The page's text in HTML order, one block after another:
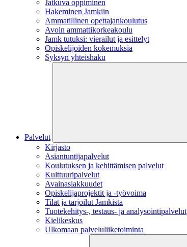
Jatkuva oppiminen
Hakeminen Jamkiin
Ammatillinen opettajankoulutus
Avoin ammattikorkeakoulu
Jamk tutuksi: vierailut ja esittelyt
Opiskelijoiden kokemuksia
Syksyn yhteishaku
Palvelut
Kirjasto
Asiantuntijapalvelut
Koulutuksen ja kehittämisen palvelut
Kulttuuripalvelut
Avainasiakkuudet
Opiskelijaprojektit​ ja -työvoima
Tilat ja tarjoilut Jamkista
Tuotekehitys-, testaus- ja analysointipalvelut
Kielikeskus
Ulkomaan palveluliiketoiminta